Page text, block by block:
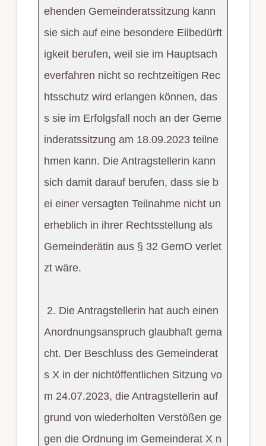
ehenden Gemeinderatssitzung kann
sie sich auf eine besondere Eilbedürft
igkeit berufen, weil sie im Hauptsach
everfahren nicht so rechtzeitigen Rec
htsschutz wird erlangen können, das
s sie im Erfolgsfall noch an der Geme
inderatssitzung am 18.09.2023 teilne
hmen kann. Die Antragstellerin kann
sich damit darauf berufen, dass sie b
ei einer versagten Teilnahme nicht un
erheblich in ihrer Rechtsstellung als
Gemeinderätin aus § 32 GemO verlet
zt wäre.
2. Die Antragstellerin hat auch einen
Anordnungsanspruch glaubhaft gema
cht. Der Beschluss des Gemeinderat
s X in der nichtöffentlichen Sitzung vo
m 24.07.2023, die Antragstellerin auf
grund von wiederholten Verstößen ge
gen die Ordnung im Gemeinderat X n